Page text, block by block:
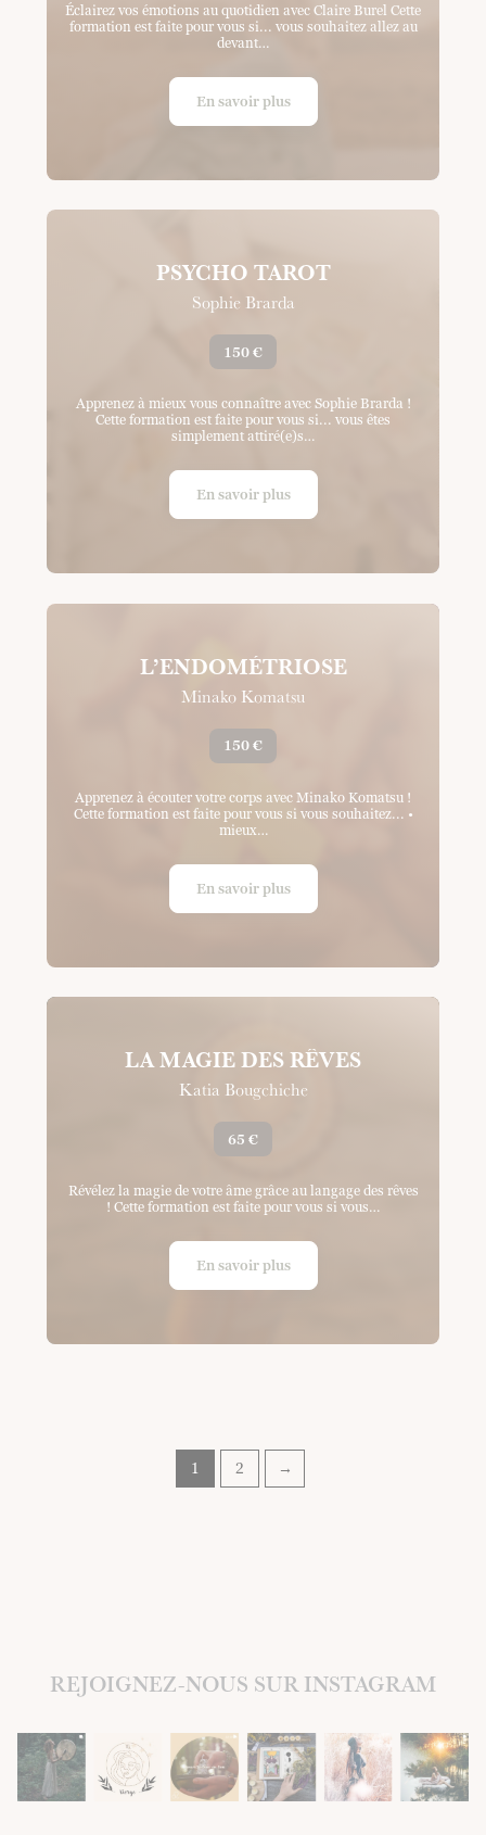
Éclairez vos émotions au quotidien avec Claire Burel Cette
formation est faite pour vous si... vous souhaitez allez au
devant…
En savoir plus
PSYCHO TAROT
Sophie Brarda
150 €
Apprenez à mieux vous connaître avec Sophie Brarda !
Cette formation est faite pour vous si... vous êtes
simplement attiré(e)s…
En savoir plus
L’ENDOMÉTRIOSE
Minako Komatsu
150 €
Apprenez à écouter votre corps avec Minako Komatsu !
Cette formation est faite pour vous si vous souhaitez... •
mieux…
En savoir plus
LA MAGIE DES RÊVES
Katia Bougchiche
65 €
Révélez la magie de votre âme grâce au langage des rêves
! Cette formation est faite pour vous si vous…
En savoir plus
1 2 →
REJOIGNEZ-NOUS SUR INSTAGRAM